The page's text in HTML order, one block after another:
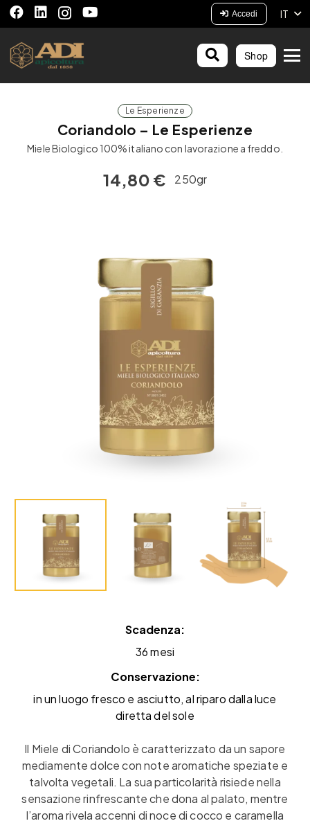
Accedi IT
Shop
Le Esperienze
Coriandolo – Le Esperienze
Miele Biologico 100% italiano con lavorazione a freddo.
14,80 € 250gr
Scadenza:
36 mesi
Conservazione:
in un luogo fresco e asciutto, al riparo dalla luce
diretta del sole
Il Miele di Coriandolo è caratterizzato da un sapore
mediamente dolce con note aromatiche speziate e
talvolta vegetali. La sua particolarità risiede nella
sensazione rinfrescante che dona al palato, mentre
l’aroma rivela accenni di noce di cocco e caramella